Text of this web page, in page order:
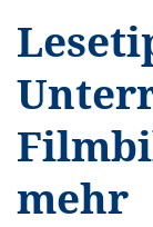
mehr